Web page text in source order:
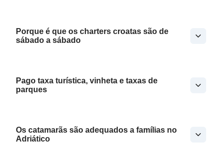
Porque é que os charters croatas são de
sábado a sábado
Pago taxa turística, vinheta e taxas de
parques
Os catamarãs são adequados a famílias no
Adriático